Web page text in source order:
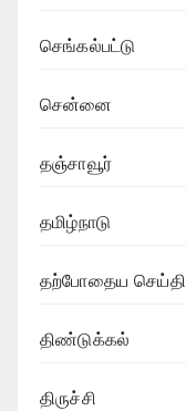
செங்கல்பட்டு
சென்னை
தஞ்சாவூர்
தமிழ்நாடு
தற்போதைய செய்தி
திண்டுக்கல்
திருச்சி